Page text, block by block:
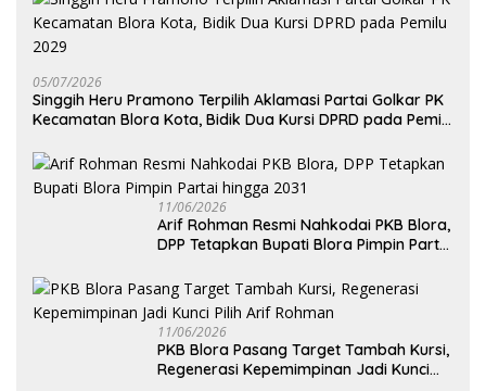
05/07/2026
Singgih Heru Pramono Terpilih Aklamasi Partai Golkar PK
Kecamatan Blora Kota, Bidik Dua Kursi DPRD pada Pemilu
11/06/2026
Arif Rohman Resmi Nahkodai PKB Blora,
DPP Tetapkan Bupati Blora Pimpin Partai
11/06/2026
PKB Blora Pasang Target Tambah Kursi,
Regenerasi Kepemimpinan Jadi Kunci